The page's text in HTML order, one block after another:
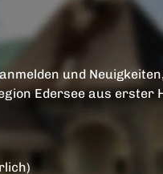
und
Edersee aus erster